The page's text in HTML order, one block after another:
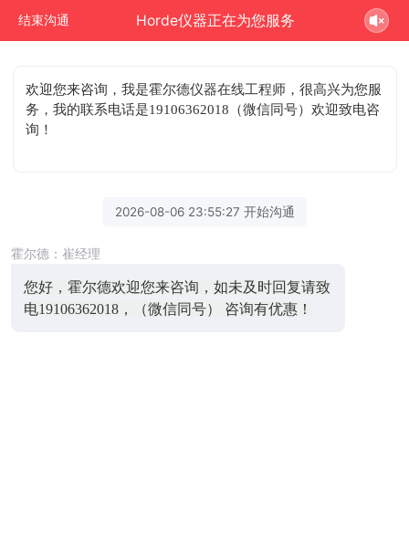
结束沟通 Horde仪器正在为您服务
欢迎您来咨询 ，我是霍尔德仪器在线工程师，很高兴为您服
务，我的联系电话是19106362018（微信同号）欢迎致电咨
询！
2026-08-06 23:55:27 开始沟通
霍尔德：崔经理
您好，霍尔德欢迎您来咨询，如未及时回复请致
电19106362018，（微信同号） 咨询有优惠！